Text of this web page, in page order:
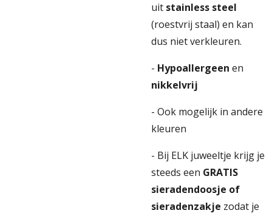
uit stainless steel
(roestvrij staal) en kan
dus niet verkleuren.
- Hypoallergeen en
nikkelvrij
- Ook mogelijk in andere
kleuren
- Bij ELK juweeltje krijg je
steeds een GRATIS
sieradendoosje of
sieradenzakje zodat je